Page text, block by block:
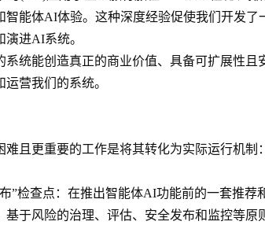
智能体AI体验。这种深度经验促使我们开发
进AI系统。
系统能创造真正的商业价值、具备可扩展性且
营我们的系统。
难且更重要的工作是将其转化为实际运行机制
”检查点：在推出智能体AI功能前的一套推荐
于风险的治理、评估、安全发布和监控等原